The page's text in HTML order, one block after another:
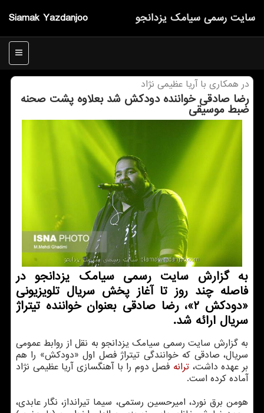
Siamak Yazdanjoo سایت رسمی سیامك یزدانجو
منو
در همكاری با آریا عظیمی نژاد
رضا صادقی خواننده دودكش شد بعلاوه پشت صحنه
ضبط موسیقی
به گزارش سایت رسمی سیامک یزدانجو در
فاصله چند روز تا آغاز پخش سریال تلویزیونی
«دودکش ۲»، رضا صادقی بعنوان خواننده تیتراژ
سریال ارائه شد.
به گزارش سایت رسمی سیامک یزدانجو به نقل از روابط عمومی
سریال، صادقی که خوانندگی تیتراژ فصل اول «دودکش» را هم
بر عهده داشت، ترانه فصل دوم را با آهنگسازی آریا عظیمی نژاد
آماده کرده است.
هومن برق نورد، امیرحسین رستمی، سیما تیرانداز، نگار عابدی،